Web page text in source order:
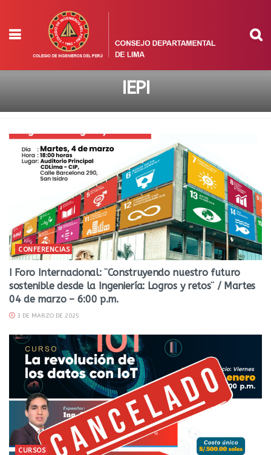
IEPI
CONFERENCIAS
I Foro Internacional: ¨Construyendo nuestro futuro
sostenible desde la Ingeniería: Logros y retos¨ / Martes
04 de marzo – 6:00 p.m.
3 DE MARZO DE 2025
CURSOS